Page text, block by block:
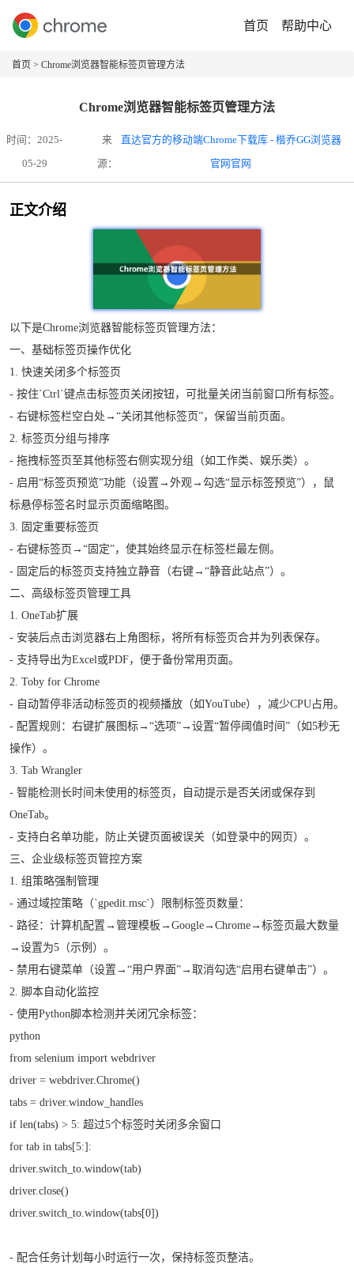
首页 帮助中心
首页 > Chrome浏览器智能标签页管理方法
Chrome浏览器智能标签页管理方法
时间：2025-
05-29
来
源：
直达官方的移动端Chrome下载库 - 楷乔GG浏览器
官网官网
正文介绍
以下是Chrome浏览器智能标签页管理方法：
一、基础标签页操作优化
1. 快速关闭多个标签页
- 按住`Ctrl`键点击标签页关闭按钮，可批量关闭当前窗口所有标签。
- 右键标签栏空白处→“关闭其他标签页”，保留当前页面。
2. 标签页分组与排序
- 拖拽标签页至其他标签右侧实现分组（如工作类、娱乐类）。
- 启用“标签页预览”功能（设置→外观→勾选“显示标签预览”），鼠
标悬停标签名时显示页面缩略图。
3. 固定重要标签页
- 右键标签页→“固定”，使其始终显示在标签栏最左侧。
- 固定后的标签页支持独立静音（右键→“静音此站点”）。
二、高级标签页管理工具
1. OneTab扩展
- 安装后点击浏览器右上角图标，将所有标签页合并为列表保存。
- 支持导出为Excel或PDF，便于备份常用页面。
2. Toby for Chrome
- 自动暂停非活动标签页的视频播放（如YouTube），减少CPU占用。
- 配置规则：右键扩展图标→“选项”→设置“暂停阈值时间”（如5秒无
操作）。
3. Tab Wrangler
- 智能检测长时间未使用的标签页，自动提示是否关闭或保存到
OneTab。
- 支持白名单功能，防止关键页面被误关（如登录中的网页）。
三、企业级标签页管控方案
1. 组策略强制管理
- 通过域控策略（`gpedit.msc`）限制标签页数量：
- 路径：计算机配置→管理模板→Google→Chrome→标签页最大数量
→设置为5（示例）。
- 禁用右键菜单（设置→“用户界面”→取消勾选“启用右键单击”）。
2. 脚本自动化监控
- 使用Python脚本检测并关闭冗余标签：
python
from selenium import webdriver
driver = webdriver.Chrome()
tabs = driver.window_handles
if len(tabs) > 5: 超过5个标签时关闭多余窗口
for tab in tabs[5:]:
driver.switch_to.window(tab)
driver.close()
driver.switch_to.window(tabs[0])
- 配合任务计划每小时运行一次，保持标签页整洁。